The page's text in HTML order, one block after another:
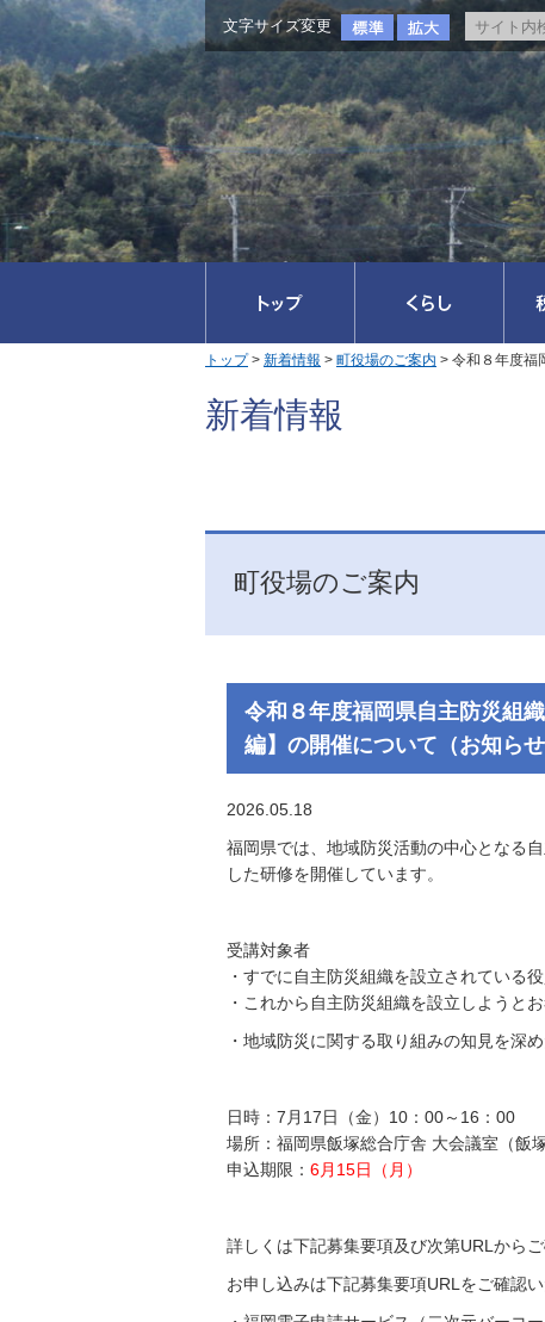
文字サイズ変更
新着情報
トップ> 新着情報 > 町役場のご案内 > 令和８年度福
町役場のご案内
令和８年度福岡県自主防災組
編】の開催について（お知らせ
2026.05.18
福岡県では、地域防災活動の中心となる
した研修を開催しています。
受講対象者
・すでに自主防災組織を設立されている
・これから自主防災組織を設立しようと
・地域防災に関する取り組みの知見を深
日時：7月17日（金）10：00～16：00
場所：福岡県飯塚総合庁舎 大会議室（飯
申込期限： 6月15日（月）
詳しくは下記募集要項及び次第URLからご
お申し込みは下記募集要項URLをご確認い